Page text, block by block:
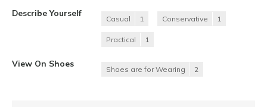
Describe Yourself
Casual 1 Conservative 1
Practical 1
View On Shoes
Shoes are for Wearing 2